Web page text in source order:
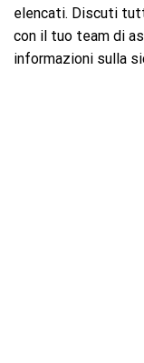
elencati. Discuti
con il tuo team di
informazioni sulla